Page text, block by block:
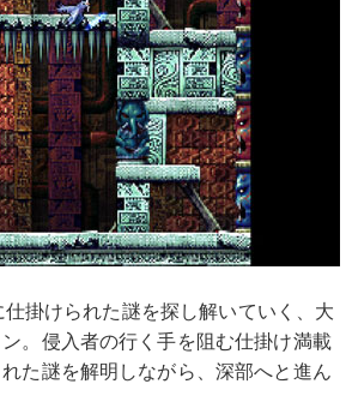
掛けられた謎を探し解いていく、大
。侵入者の行く手を阻む仕掛け満載
た謎を解明しながら、深部へと進ん